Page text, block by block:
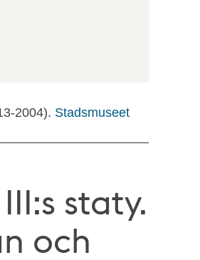
2004). Stadsmuseet
staty.
och